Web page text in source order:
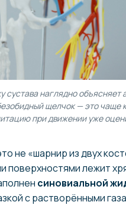
сустава наглядно объясняет
щелчок — это чаще
при движении уже
не «шарнир из двух
поверхностями лежит
синовиальной
с растворёнными